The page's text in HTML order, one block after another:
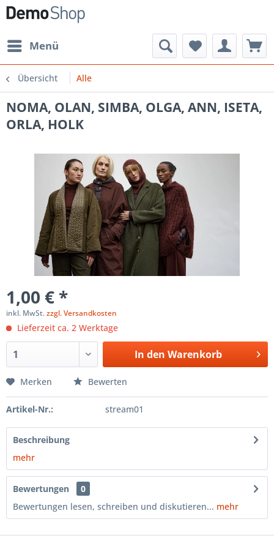
Menü
Übersicht Alle
NOMA, OLAN, SIMBA, OLGA, ANN, ISETA,
ORLA, HOLK
1,00 € *
inkl. MwSt.zzgl. Versandkosten
Lieferzeit ca. 2 Werktage
In den Warenkorb
Merken Bewerten
Artikel-Nr.: stream01
Beschreibung
mehr
Bewertungen
0
Bewertungen lesen, schreiben und diskutieren... mehr